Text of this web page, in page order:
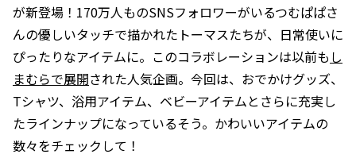
が新登場！170万人ものSNSフォロワーがいるつむぱぱさ
んの優しいタッチで描かれたトーマスたちが、日常使いに
ぴったりなアイテムに。このコラボレーションは以前も し
まむらで展開された人気企画。今回は、おでかけグッズ、
Tシャツ、浴用アイテム、ベビーアイテムとさらに充実し
たラインナップになっているそう。かわいいアイテムの
数々をチェックして！